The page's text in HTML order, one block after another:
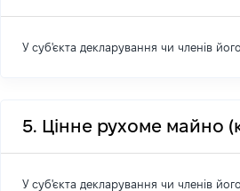
У суб'єкта декларування чи членів
5. Цінне рухоме майно
У суб'єкта декларування чи членів